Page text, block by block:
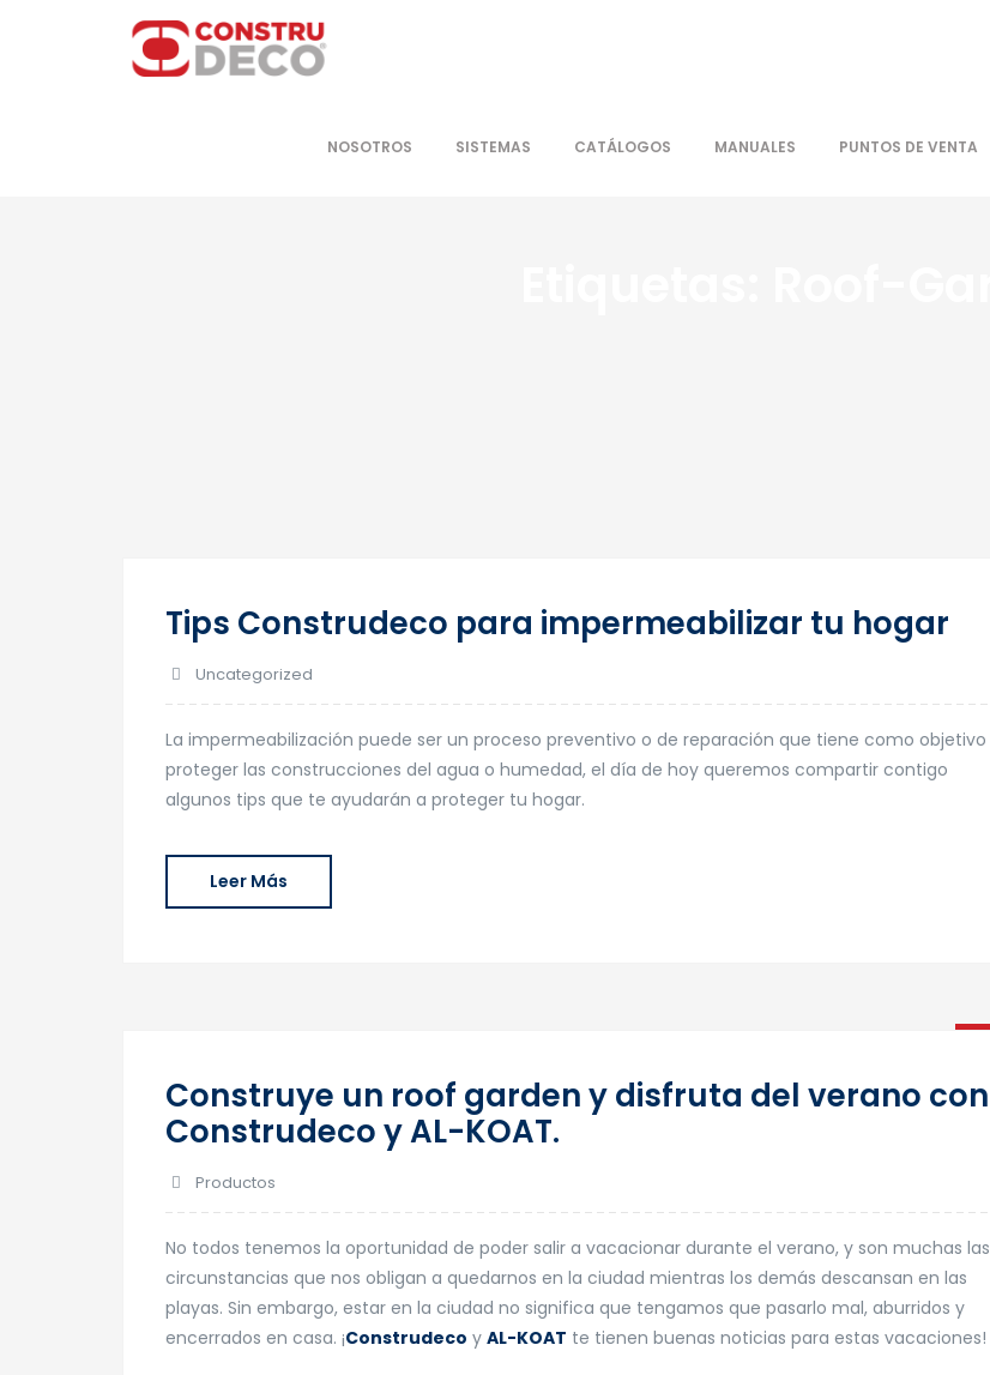
NOSOTROS SISTEMAS CATÁLOGOS MANUALES PUNTOS DE VENTA
Tips Construdeco para impermeabilizar tu hogar
Uncategorized
La impermeabilización puede ser un proceso preventivo o de reparación que tiene como objetivo
proteger las construcciones del agua o humedad, el día de hoy queremos compartir contigo
algunos tips que te ayudarán a proteger tu hogar.
Leer Más
Construye un roof garden y disfruta del verano con
Construdeco y AL-KOAT.
Productos
No todos tenemos la oportunidad de poder salir a vacacionar durante el verano, y son muchas las
circunstancias que nos obligan a quedarnos en la ciudad mientras los demás descansan en las
playas. Sin embargo, estar en la ciudad no significa que tengamos que pasarlo mal, aburridos y
encerrados en casa. ¡Construdeco y AL-KOAT te tienen buenas noticias para estas vacaciones!